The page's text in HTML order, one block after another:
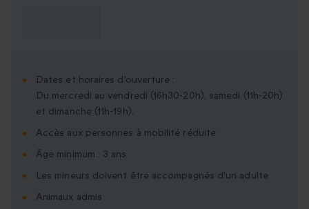
Dates et horaires d'ouverture :
Du mercredi au vendredi (16h30-20h), samedi (11h-20h)
et dimanche (11h-19h).
Accès aux personnes à mobilité réduite
Âge minimum : 3 ans
Les mineurs doivent être accompagnés d'un adulte
Animaux admis